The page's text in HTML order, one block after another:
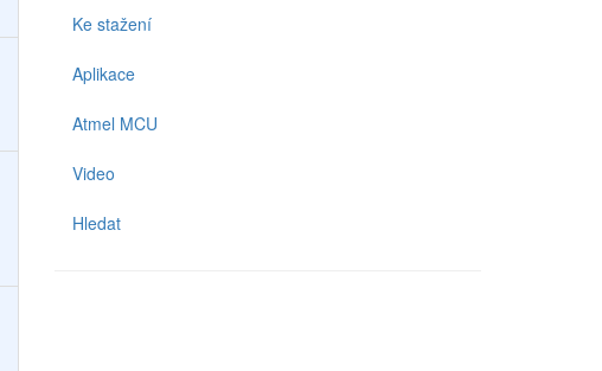
Ke stažení
Aplikace
Atmel MCU
Video
Hledat